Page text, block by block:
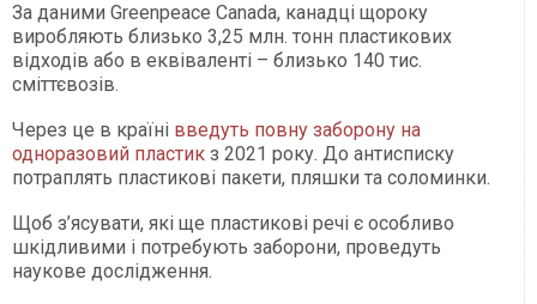
За даними Greenpeace Canada, канадці щороку
виробляють близько 3,25 млн. тонн пластикових
відходів або в еквіваленті – близько 140 тис.
сміттєвозів.
Через це в країні введуть повну заборону на
одноразовий пластик з 2021 року. До антисписку
потраплять пластикові пакети, пляшки та соломинки.
Щоб з’ясувати, які ще пластикові речі є особливо
шкідливими і потребують заборони, проведуть
наукове дослідження.